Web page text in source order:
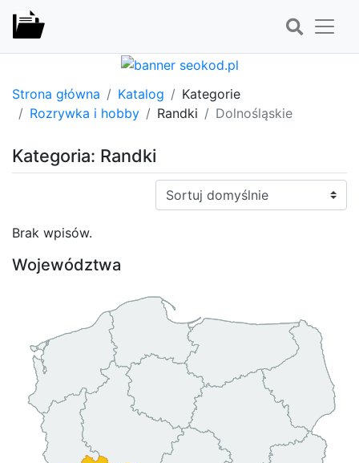
Strona główna Katalog
Kategorie
Rozrywka i hobby
Randki Dolnośląskie
Kategoria: Randki
Sortuj:
Brak wpisów.
Województwa